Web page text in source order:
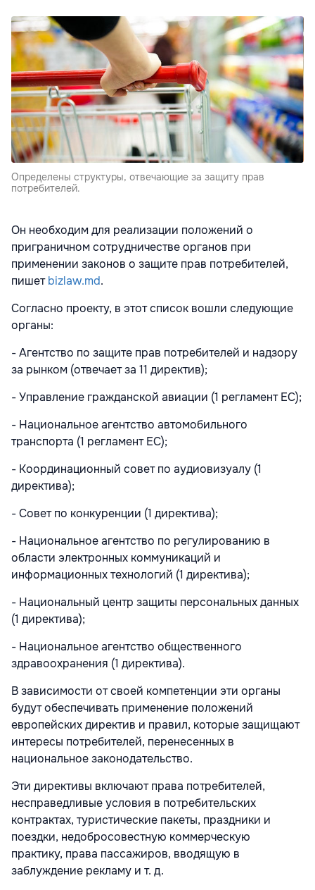
Определены структуры, отвечающие за защиту прав
потребителей.
Он необходим для реализации положений о
приграничном сотрудничестве органов при
применении законов о защите прав потребителей,
пишетbizlaw.md.
Согласно проекту, в этот список вошли следующие
органы:
- Агентство по защите прав потребителей и надзору
за рынком (отвечает за 11 директив);
- Управление гражданской авиации (1 регламент ЕС);
- Национальное агентство автомобильного
транспорта (1 регламент ЕС);
- Координационный совет по аудиовизуалу (1
директива);
- Совет по конкуренции (1 директива);
- Национальное агентство по регулированию в
области электронных коммуникаций и
информационных технологий (1 директива);
- Национальный центр защиты персональных данных
(1 директива);
- Национальное агентство общественного
здравоохранения (1 директива).
В зависимости от своей компетенции эти органы
будут обеспечивать применение положений
европейских директив и правил, которые защищают
интересы потребителей, перенесенных в
национальное законодательство.
Эти директивы включают права потребителей,
несправедливые условия в потребительских
контрактах, туристические пакеты, праздники и
поездки, недобросовестную коммерческую
практику, права пассажиров, вводящую в
заблуждение рекламу и т. д.